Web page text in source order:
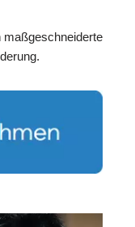
maßgeschneiderte